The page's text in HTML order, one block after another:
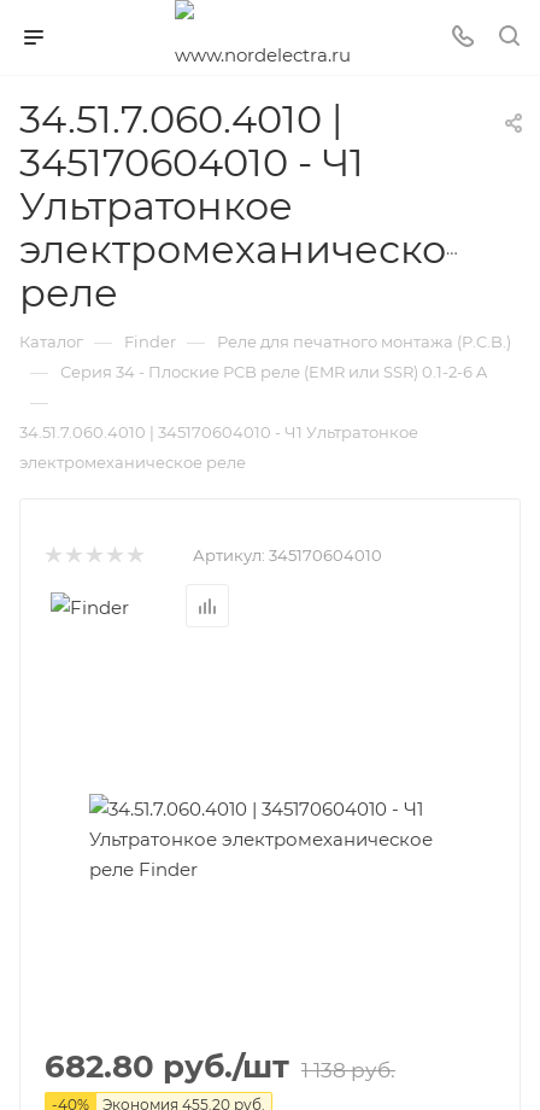
34.51.7.060.4010 |
345170604010 - Ч1
Ультратонкое
электромеханическое
реле
Каталог — Finder — Реле для печатного монтажа (P.C.B.)
— Серия 34 - Плоские PCB реле (EMR или SSR) 0.1-2-6 A
—
34.51.7.060.4010 | 345170604010 - Ч1 Ультратонкое
электромеханическое реле
Артикул: 345170604010
682.80 руб./шт 1 138руб.
-40% Экономия 455.20 руб.